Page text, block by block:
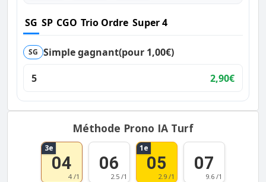
SG SP CGO Trio Ordre Super 4
SG Simple gagnant(pour 1,00€)
5
2,90€
Méthode Prono IA Turf
3e
04
4 /1
06
2.5 /1
1e
05
2.9 /1
07
9.6 /1